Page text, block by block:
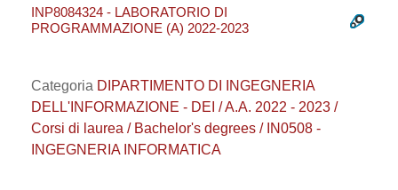
INP8084324 - LABORATORIO DI
PROGRAMMAZIONE (A) 2022-2023
Categoria DIPARTIMENTO DI INGEGNERIA
DELL'INFORMAZIONE - DEI / A.A. 2022 - 2023 /
Corsi di laurea / Bachelor's degrees / IN0508 -
INGEGNERIA INFORMATICA